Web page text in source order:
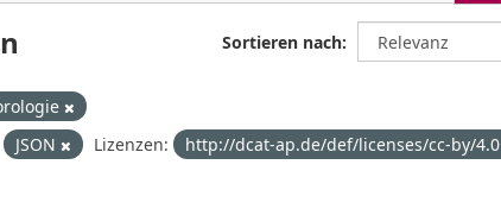
Sortieren nach
JSON Lizenzen:
http://dcat-ap.de/def/licenses/cc-by/4.0